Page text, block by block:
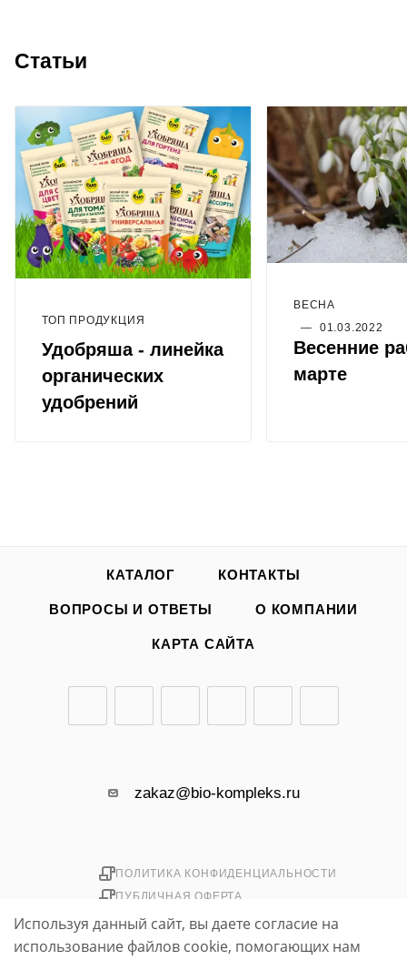
Статьи
ТОП ПРОДУКЦИЯ
Удобряша - линейка
органических
удобрений
ВЕСНА
—
01.03.2022
Весенние
марте
КАТАЛОГ КОНТАКТЫ
ВОПРОСЫ И ОТВЕТЫ О КОМПАНИИ
КАРТА САЙТА
zakaz@bio-kompleks.ru
ПОЛИТИКА КОНФИДЕНЦИАЛЬНОСТИ
ПУБЛИЧНАЯ ОФЕРТА
Используя данный сайт, вы даете согласие на
использование файлов cookie, помогающих нам